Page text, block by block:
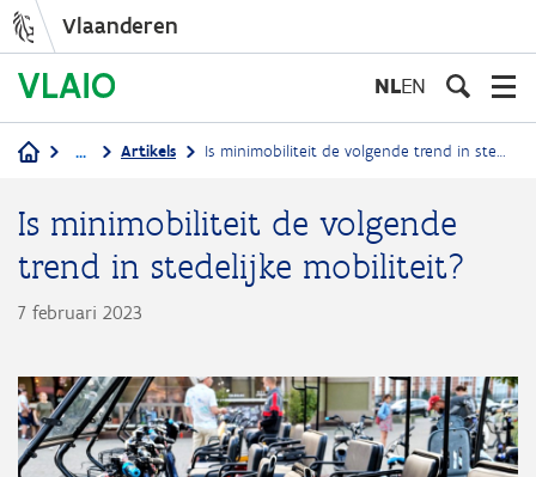
Vlaanderen
NLEN
... Artikels Is minimobiliteit de volgende trend in stedelijke mobiliteit?
Is minimobiliteit de volgende
trend in stedelijke mobiliteit?
7 februari 2023